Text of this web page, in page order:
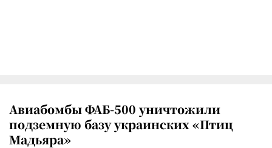
Авиабомбы ФАБ-500 уничтожили
подземную базу украинских «Птиц
Мадьяра»